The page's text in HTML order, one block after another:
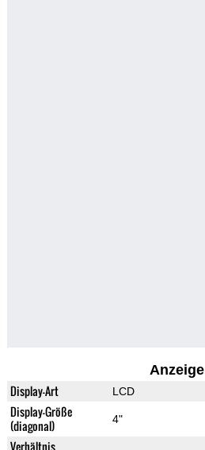
Anzeige
Display-Art LCD
Display-Größe
(diagonal)
4"
Verhältnis